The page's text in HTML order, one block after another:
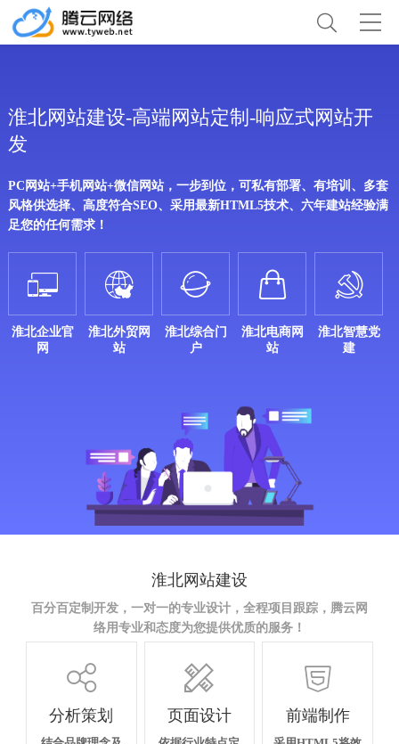
淮北网站建设-高端网站定制-响应式网站开
发
PC网站+手机网站+微信网站，一步到位，可私有部署、有培训、多套
风格供选择、高度符合SEO、采用最新HTML5技术、六年建站经验满
足您的任何需求！

淮北企业官
网

淮北外贸网
站

淮北综合门
户

淮北电商网
站

淮北智慧党
建
淮北网站建设
百分百定制开发，一对一的专业设计，全程项目跟踪，腾云网
络用专业和态度为您提供优质的服务！

分析策划

页面设计

前端制作